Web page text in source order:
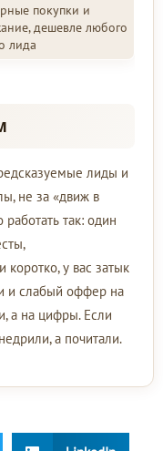
покупки и
дешевле любого
лида
лиды и
не за «движ в
так: один
у вас затык
и слабый оффер на
а на цифры. Если
а почитали.